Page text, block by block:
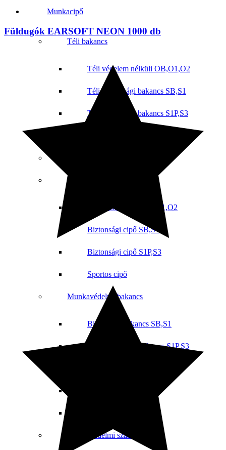
Munkacipő
Téli bakancs
Téli védelem nélküli OB,O1,O2
Téli Biztonsági bakancs SB,S1
Téli Biztonsági bakancs S1P,S3
Munkavédelmi cipő
Védelem nélküli OB,O1,O2
Biztonsági cipő SB,S1
Biztonsági cipő S1P,S3
Sportos cipő
Munkavédelmi bakancs
Biztonsági bakancs SB,S1
Munkavédelmi Bakancs S1P,S3
Munkavédelmi szandál
Füldugók EARSOFT NEON 1000 db